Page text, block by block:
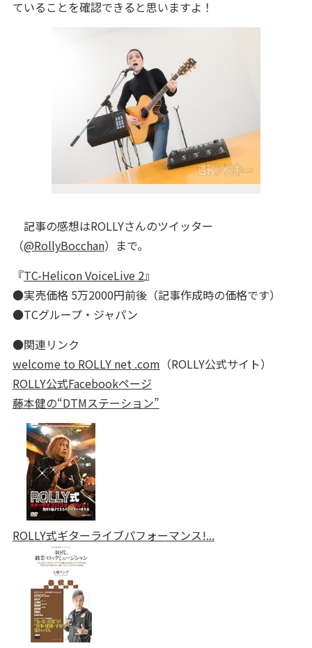
ていることを確認できると思いますよ！
記事の感想はROLLYさんのツイッター
（@RollyBocchan）まで。
『TC-Helicon VoiceLive 2』
●実売価格 5万2000円前後（記事作成時の価格です）
●TCグループ・ジャパン
●関連リンク
welcome to ROLLY net .com （ROLLY公式サイト）
ROLLY公式Facebookページ
藤本健の“DTMステーション”
ROLLY式ギターライブパフォーマンス!...